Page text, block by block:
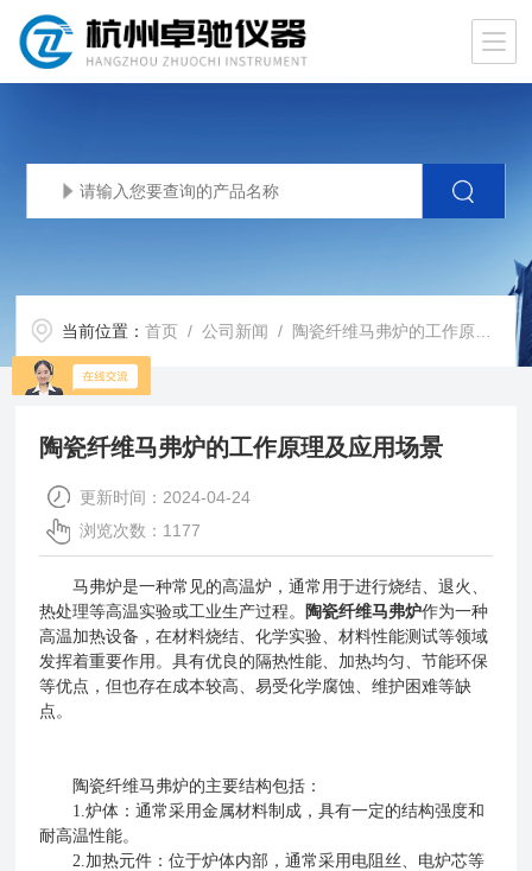
当前位置：首页 /公司新闻 / 陶瓷纤维马弗炉的工作原理及应用场景
陶瓷纤维马弗炉的工作原理及应用场景
更新时间：2024-04-24
浏览次数：1177
马弗炉是一种常见的高温炉，通常用于进行烧结、退火、
热处理等高温实验或工业生产过程。
陶瓷纤维马弗炉作为一种
高温加热设备，在材料烧结、化学实验、材料性能测试等领域
发挥着重要作用。具有优良的隔热性能、加热均匀、节能环保
等优点，但也存在成本较高、易受化学腐蚀、维护困难等缺
点。
陶瓷纤维马弗炉的主要结构包括：
1.炉体：通常采用金属材料制成，具有一定的结构强度和
耐高温性能。
2.加热元件：位于炉体内部，通常采用电阻丝、电炉芯等